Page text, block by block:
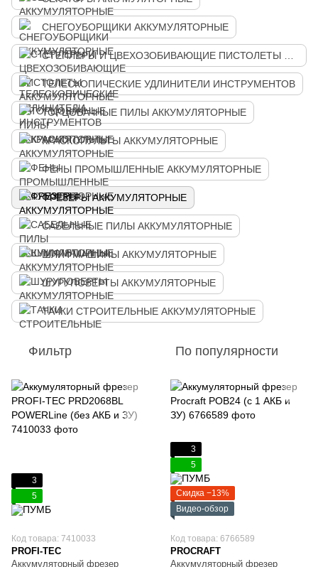
СНЕГОУБОРЩИКИ АККУМУЛЯТОРНЫЕ
ТЕЛЕСКОПИЧЕСКИЕ УДЛИНИТЕЛИ ИНСТРУМЕНТОВ
ТОРЦОВАЧНЫЕ ПИЛЫ АККУМУЛЯТОРНЫЕ
КРАСКОПУЛЬТЫ АККУМУЛЯТОРНЫЕ
ФЕНЫ ПРОМЫШЛЕННЫЕ АККУМУЛЯТОРНЫЕ
ФРЕЗЕРЫ АККУМУЛЯТОРНЫЕ
САБЕЛЬНЫЕ ПИЛЫ АККУМУЛЯТОРНЫЕ
ШЛИФМАШИНЫ АККУМУЛЯТОРНЫЕ
ШУРУПОВЕРТЫ АККУМУЛЯТОРНЫЕ
ТАЧКИ СТРОИТЕЛЬНЫЕ АККУМУЛЯТОРНЫЕ
Фильтр По популярности
3
5
Код товара: 7410033
PROFI-TEC
Аккумуляторный фрезер
3
5
Скидка −13%
Видео-обзор
Код товара: 6766589
PROCRAFT
Аккумуляторный фрезер